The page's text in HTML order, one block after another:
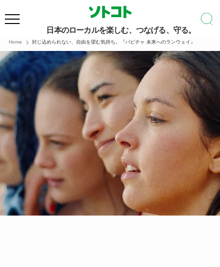
日本のローカルを楽しむ、つなげる、守る。
Home 封じ込められない、自由を望む気持ち。『パピチャ 未来へのランウェイ』